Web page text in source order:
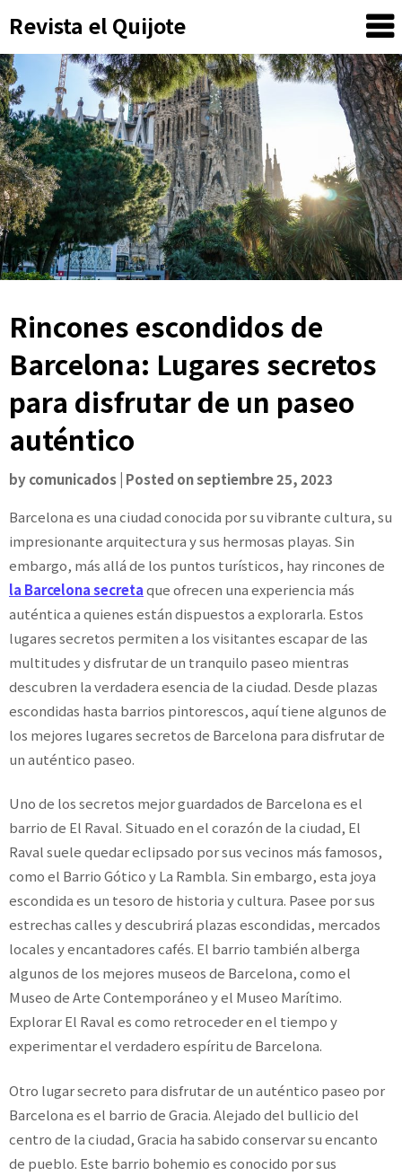
to
content
Revista el Quijote
Rincones escondidos de
Barcelona: Lugares secretos
para disfrutar de un paseo
auténtico
bycomunicados Posted onseptiembre 25, 2023
Barcelona es una ciudad conocida por su vibrante cultura, su
impresionante arquitectura y sus hermosas playas. Sin
embargo, más allá de los puntos turísticos, hay rincones de
la Barcelona secretaque ofrecen una experiencia más
auténtica a quienes están dispuestos a explorarla. Estos
lugares secretos permiten a los visitantes escapar de las
multitudes y disfrutar de un tranquilo paseo mientras
descubren la verdadera esencia de la ciudad. Desde plazas
escondidas hasta barrios pintorescos, aquí tiene algunos de
los mejores lugares secretos de Barcelona para disfrutar de
un auténtico paseo.
Uno de los secretos mejor guardados de Barcelona es el
barrio de El Raval. Situado en el corazón de la ciudad, El
Raval suele quedar eclipsado por sus vecinos más famosos,
como el Barrio Gótico y La Rambla. Sin embargo, esta joya
escondida es un tesoro de historia y cultura. Pasee por sus
estrechas calles y descubrirá plazas escondidas, mercados
locales y encantadores cafés. El barrio también alberga
algunos de los mejores museos de Barcelona, como el
Museo de Arte Contemporáneo y el Museo Marítimo.
Explorar El Raval es como retroceder en el tiempo y
experimentar el verdadero espíritu de Barcelona.
Otro lugar secreto para disfrutar de un auténtico paseo por
Barcelona es el barrio de Gracia. Alejado del bullicio del
centro de la ciudad, Gracia ha sabido conservar su encanto
de pueblo. Este barrio bohemio es conocido por sus